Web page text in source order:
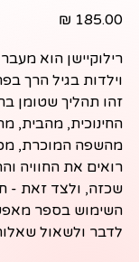
‏185.00 ‏₪
רילוקיישן הוא
וילדות בגיל הרך
זהו תהליך שטומן
החינוכית, מהבית,
מהשפה המוכרת,
רואים את החוויה
שכזה, ולצד זאת -
השימוש בספר
לדבר ולשאול